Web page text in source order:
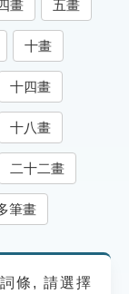
畫 五畫
十畫
十四畫
十八畫
二十二畫
筆畫
詞條, 請選擇